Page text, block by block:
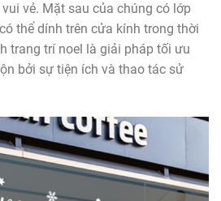
vẻ. Mặt sau của chúng có lớp
thể dính trên cửa kính trong thời
trang trí noel là giải pháp tối ưu
bởi sự tiện ích và thao tác sử